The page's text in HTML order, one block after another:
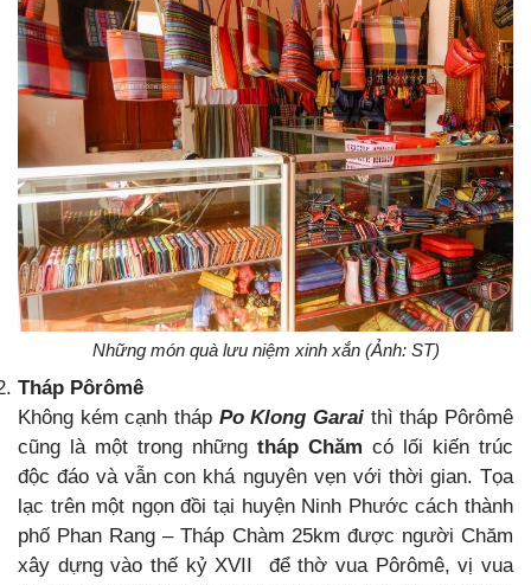
Những món quà lưu niệm xinh xắn (Ảnh: ST)
Tháp Pôrômê
Không kém cạnh tháp Po Klong Garai thì tháp Pôrômê
cũng là một trong những tháp Chăm có lối kiến trúc
độc đáo và vẫn con khá nguyên vẹn với thời gian. Tọa
lạc trên một ngọn đồi tại huyện Ninh Phước cách thành
phố Phan Rang – Tháp Chàm 25km được người Chăm
xây dựng vào thế kỷ XVII để thờ vua Pôrômê, vị vua